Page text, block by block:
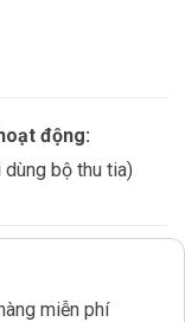
động:
bộ thu tia)
miễn phí